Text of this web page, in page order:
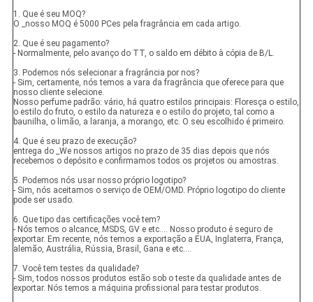
1. Que é seu MOQ?
O _nosso MOQ é 5000 PCes pela fragrância em cada artigo.
2. Que é seu pagamento?
- Normalmente, pelo avanço do TT, o saldo em débito à cópia de B/L.
3. Podemos nós selecionar a fragrância por nos?
- Sim, certamente, nós temos a vara da fragrância que oferece para que
nosso cliente selecione.
Nosso perfume padrão: vário, há quatro estilos principais: Floresça o estilo,
o estilo do fruto, o estilo da natureza e o estilo do projeto, tal como a
baunilha, o limão, a laranja, a morango, etc. O seu escolhido é primeiro.
4. Que é seu prazo de execução?
entrega do _We nossos artigos no prazo de 35 dias depois que nós
recebemos o depósito e confirmamos todos os projetos ou amostras.
5. Podemos nós usar nosso próprio logotipo?
- Sim, nós aceitamos o serviço de OEM/OMD. Próprio logotipo do cliente
pode ser usado.
6. Que tipo das certificações você tem?
- Nós temos o alcance, MSDS, GV e etc…. Nosso produto é seguro de
exportar. Em recente, nós temos a exportação a EUA, Inglaterra, França,
alemão, Austrália, Rússia, Brasil, Gana e etc….
7. Você tem testes da qualidade?
- Sim, todos nossos produtos estão sob o teste da qualidade antes de
exportar. Nós temos a máquina profissional para testar produtos.